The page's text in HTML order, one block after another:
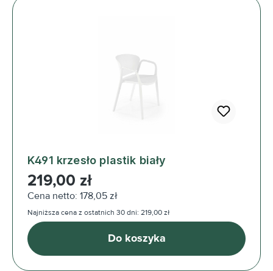
K491 krzesło plastik biały
Cena regularna:
219,00 zł
Cena netto: 178,05 zł
Najniższa cena z ostatnich 30 dni: 219,00 zł
Do koszyka